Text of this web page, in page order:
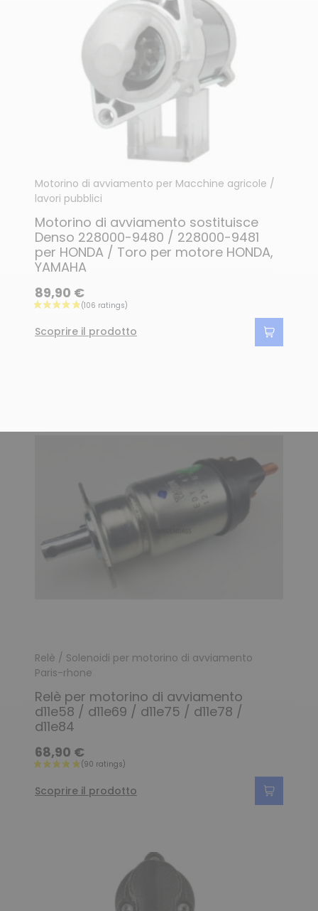
Motorino di avviamento per Macchine agricole /
lavori pubblici
Motorino di avviamento sostituisce
Denso 228000-9480 / 228000-9481
per HONDA / Toro per motore HONDA,
YAMAHA
89,90 €
Scoprire il prodotto
Relè / Solenoidi per motorino di avviamento
Paris-rhone
Relè per motorino di avviamento
d11e58 / d11e69 / d11e75 / d11e78 /
d11e84
68,90 €
Scoprire il prodotto